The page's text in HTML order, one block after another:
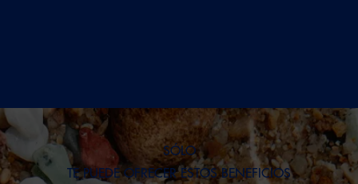
ÁCIDO
1 – Inapreciable
SÓLO
TE PUEDE OFRECER ESTOS BENEFICIOS